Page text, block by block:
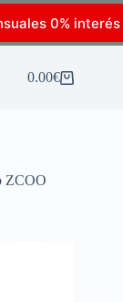
0% interés
0.00€
ZCOO